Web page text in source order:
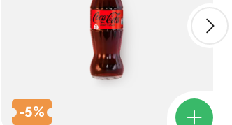
-5%